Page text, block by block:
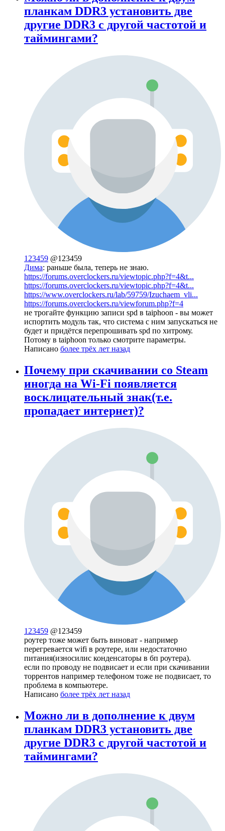
планкам DDR3 установить две
другие DDR3 с другой частотой и
таймингами?
123459 @123459
Дима: раньше была, теперь не знаю.
https://forums.overclockers.ru/viewtopic.php?f=4&t...
https://forums.overclockers.ru/viewtopic.php?f=4&t...
https://www.overclockers.ru/lab/59759/Izuchaem_vli...
https://forums.overclockers.ru/viewforum.php?f=4
не трогайте функцию записи spd в taiphoon - вы может
испортить модуль так, что система с ним запускаться не
будет и придётся перепрошивать spd по хитрому.
Потому в taiphoon только смотрите параметры.
Написано более трёх лет назад
Почему при скачивании со Steam
иногда на Wi-Fi появляется
восклицательный знак(т.е.
пропадает интернет)?
123459 @123459
роутер тоже может быть виноват - например
перегревается wifi в роутере, или недостаточно
питания(износилис конденсаторы в бп роутера).
если по проводу не подвисает и если при скачивании
торрентов например телефоном тоже не подвисает, то
проблема в компьютере.
Написано более трёх лет назад
Можно ли в дополнение к двум
планкам DDR3 установить две
другие DDR3 с другой частотой и
таймингами?